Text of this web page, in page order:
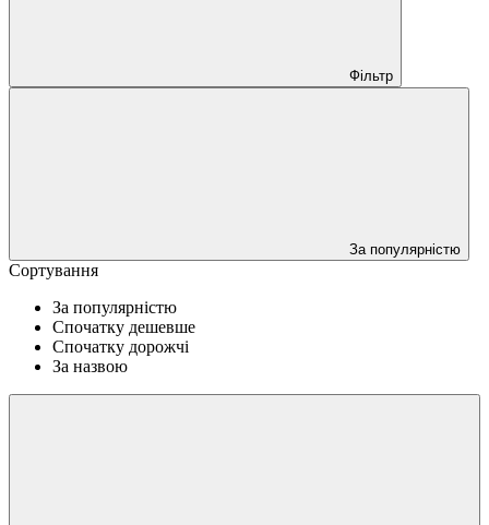
Фільтр
За популярністю
Сортування
За популярністю
Спочатку дешевше
Спочатку дорожчі
За назвою